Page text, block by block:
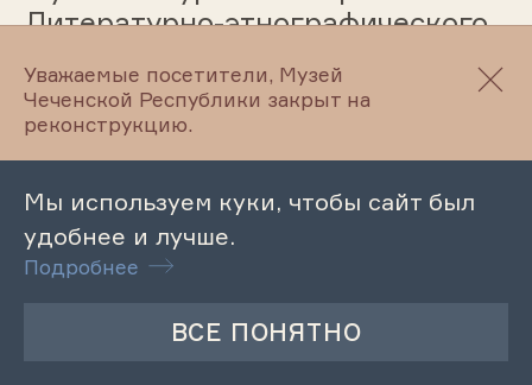
Литературно-этнографического
Хусайн Загибов»
26.02.2024
Обзорная экскурсия по
Махкетинскому краеведческому
Уважаемые посетители, Музей
Чеченской Республики закрыт на
реконструкцию.
Мы используем куки, чтобы сайт был
удобнее и лучше.
Подробнее